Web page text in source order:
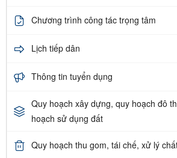
Chương trình công tác trọng tâm
Lịch tiếp dân
Thông tin tuyển dụng
Quy hoạch xây dựng, quy hoạch đô
hoạch sử dụng đất
Quy hoạch thu gom, tái chế, xử lý